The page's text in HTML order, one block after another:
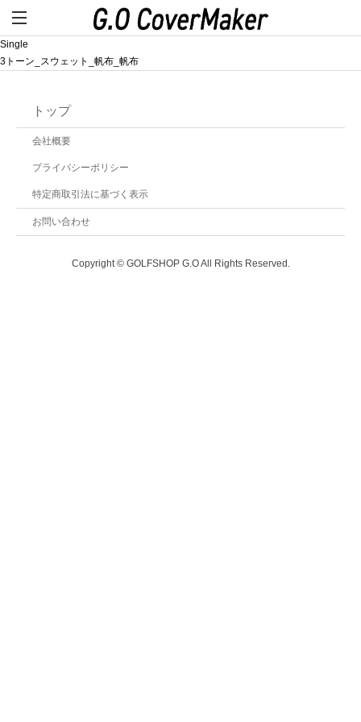
Single
3トーン_スウェット_帆布_帆布
トップ
会社概要
プライバシーポリシー
特定商取引法に基づく表示
お問い合わせ
Copyright © GOLFSHOP G.O All Rights Reserved.